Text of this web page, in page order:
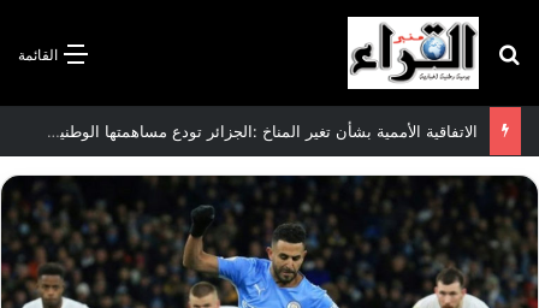
القائمة بحث عن
الاتفاقية الأممية بشأن تغير المناخ :الجزائر تودع مساهمتها الوطنية المحددة لسنة 2026